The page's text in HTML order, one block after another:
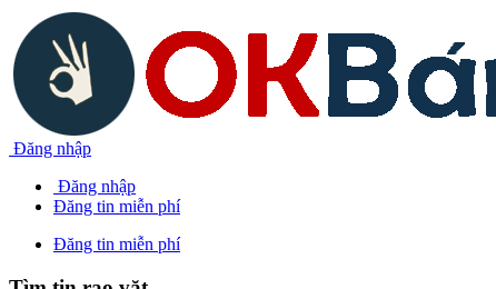
Đăng nhập
Đăng nhập
Đăng tin miễn phí
Đăng tin miễn phí